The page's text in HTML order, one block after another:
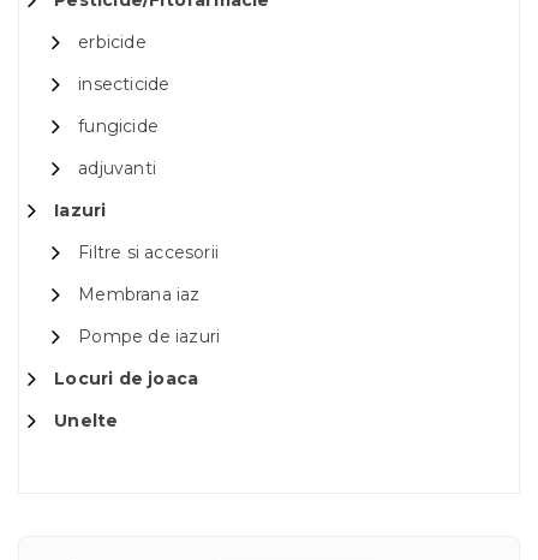
erbicide
insecticide
fungicide
adjuvanti
Iazuri
Filtre si accesorii
Membrana iaz
Pompe de iazuri
Locuri de joaca
Unelte